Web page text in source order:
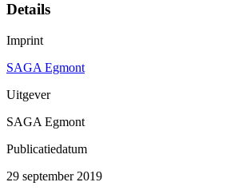
Details
Imprint
SAGA Egmont
Uitgever
SAGA Egmont
Publicatiedatum
29 september 2019